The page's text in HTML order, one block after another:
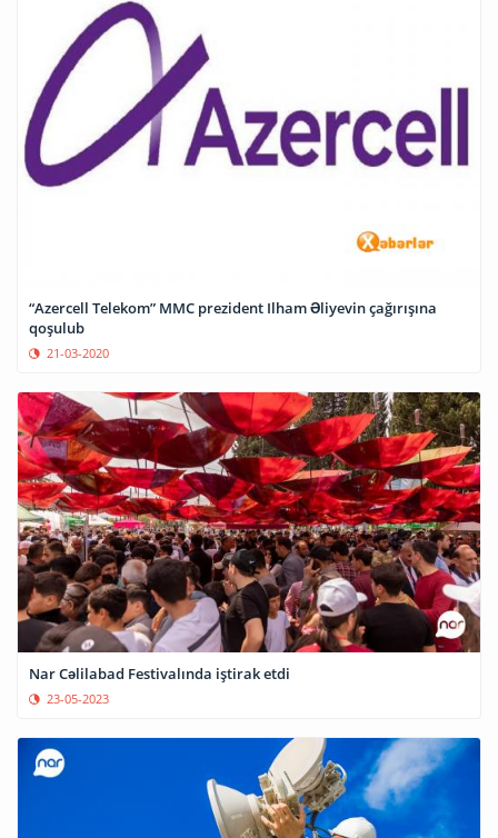
“Azercell Telekom” MMC prezident Ilham Əliyevin çağırışına
qoşulub
21-03-2020
Nar Cəlilabad Festivalında iştirak etdi
23-05-2023